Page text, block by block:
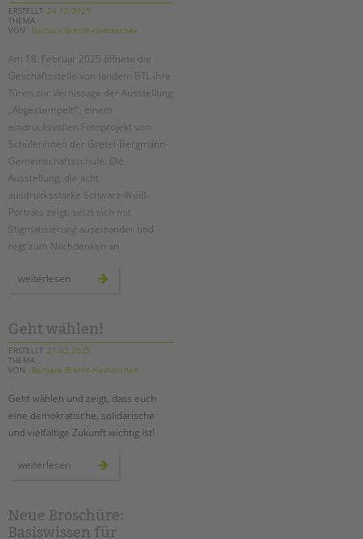
ERSTELLT 24.02.2025
THEMA
VON
Barbara Brecht-Hadraschek
Am 18. Februar 2025 öffnete die
Geschäftsstelle von tandem BTL ihre
Türen zur Vernissage der Ausstellung
„Abgestempelt!“, einem
eindrucksvollen Fotoprojekt von
Schülerinnen der Gretel-Bergmann-
Gemeinschaftsschule. Die
Ausstellung, die acht
ausdrucksstarke Schwarz-Weiß-
Porträts zeigt, setzt sich mit
Stigmatisierung auseinander und
regt zum Nachdenken an.
weiterlesen vernissage
Geht wählen!
ERSTELLT 21.02.2025
THEMA
VON
Barbara Brecht-Hadraschek
Geht wählen und zeigt, dass euch
eine demokratische, solidarische
und vielfältige Zukunft wichtig ist!
weiterlesen
wählen!
Neue Broschüre:
Basiswissen für